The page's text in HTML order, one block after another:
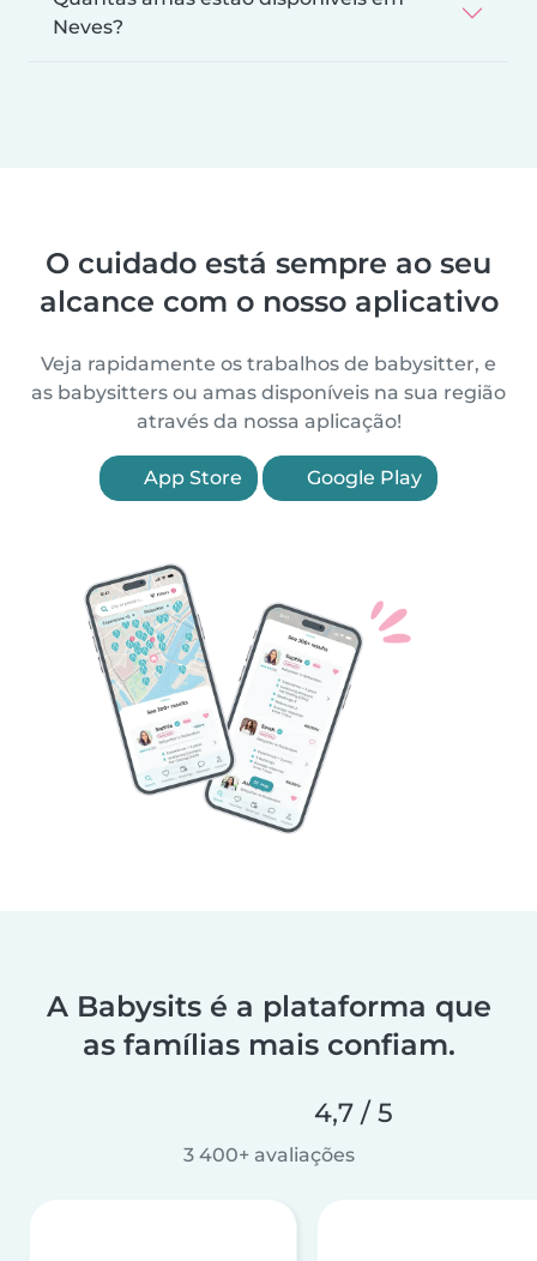
Neves?
O cuidado está sempre ao seu
alcance com o nosso aplicativo
Veja rapidamente os trabalhos de babysitter, e
as babysitters ou amas disponíveis na sua região
através da nossa aplicação!
App Store Google Play
A Babysits é a plataforma que
as famílias mais confiam.
4,7 / 5
3 400+ avaliações